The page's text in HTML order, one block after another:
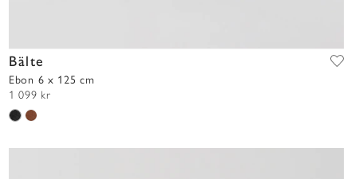
Bälte
Ebon 6 x 125 cm
1 099 kr